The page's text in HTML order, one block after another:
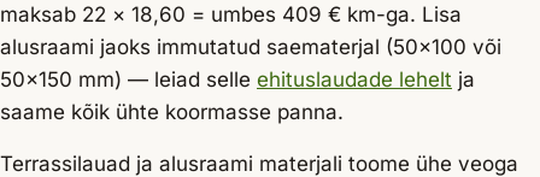
maksab 22 × 18,60 = umbes 409 € km-ga. Lisa
alusraami jaoks immutatud saematerjal (50×100 või
50×150 mm) — leiad selle ehituslaudade lehelt ja
saame kõik ühte koormasse panna.
Terrassilauad ja alusraami materjali toome ühe veoga